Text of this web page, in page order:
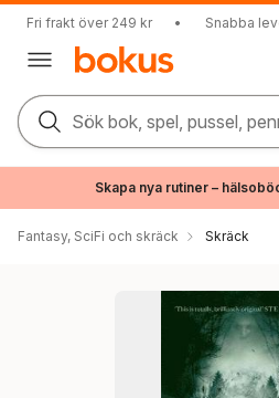
Fri frakt över 249 kr • Snabba
Sök bok, spel, pussel,
Skapa nya rutiner –
Fantasy, SciFi och skräck Skräck